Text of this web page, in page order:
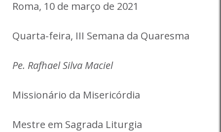
Roma, 10 de março de 2021
Quarta-feira, III Semana da Quaresma
Pe. Rafhael Silva Maciel
Missionário da Misericórdia
Mestre em Sagrada Liturgia